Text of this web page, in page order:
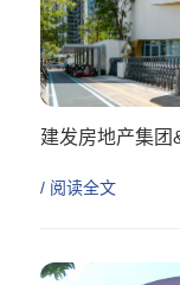
建发房地产集团
/ 阅读全文